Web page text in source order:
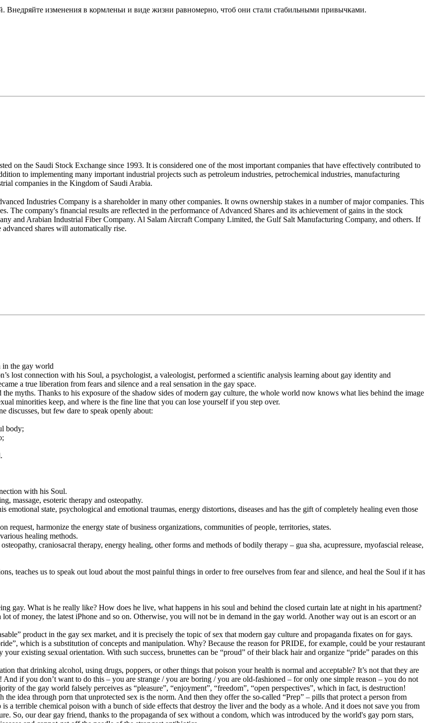
Внедряйте изменения в кормленьи и виде жизни равномерно, чтоб они стали стабильными привычками.
on the Saudi Stock Exchange since 1993. It is considered one of the most important companies that have effectively contributed to
to implementing many important industrial projects such as petroleum industries, petrochemical industries, manufacturing
companies in the Kingdom of Saudi Arabia.
Industries Company is a shareholder in many other companies. It owns ownership stakes in a number of major companies. This
The company's financial results are reflected in the performance of Advanced Shares and its achievement of gains in the stock
and Arabian Industrial Fiber Company. Al Salam Aircraft Company Limited, the Gulf Salt Manufacturing Company, and others. If
shares will automatically rise.
in the gay world
lost connection with his Soul, a psychologist, a valeologist, performed a scientific analysis learning about gay identity and
a true liberation from fears and silence and a real sensation in the gay space.
myths. Thanks to his exposure of the shadow sides of modern gay culture, the whole world now knows what lies behind the image
minorities keep, and where is the fine line that you can lose yourself if you step over.
discusses, but few dare to speak openly about:
body;
with his Soul.
massage, esoteric therapy and osteopathy.
emotional state, psychological and emotional traumas, energy distortions, diseases and has the gift of completely healing even those
request, harmonize the energy state of business organizations, communities of people, territories, states.
healing methods.
craniosacral therapy, energy healing, other forms and methods of bodily therapy – gua sha, acupressure, myofascial release,
teaches us to speak out loud about the most painful things in order to free ourselves from fear and silence, and heal the Soul if it has
gay. What is he really like? How does he live, what happens in his soul and behind the closed curtain late at night in his apartment?
of money, the latest iPhone and so on. Otherwise, you will not be in demand in the gay world. Another way out is an escort or an
product in the gay sex market, and it is precisely the topic of sex that modern gay culture and propaganda fixates on for gays.
which is a substitution of concepts and manipulation. Why? Because the reason for PRIDE, for example, could be your restaurant
existing sexual orientation. With such success, brunettes can be “proud” of their black hair and organize “pride” parades on this
that drinking alcohol, using drugs, poppers, or other things that poison your health is normal and acceptable? It’s not that they are
if you don’t want to do this – you are strange / you are boring / you are old-fashioned – for only one simple reason – you do not
of the gay world falsely perceives as “pleasure”, “enjoyment”, “freedom”, “open perspectives”, which in fact, is destruction!
idea through porn that unprotected sex is the norm. And then they offer the so-called “Prep” – pills that protect a person from
a terrible chemical poison with a bunch of side effects that destroy the liver and the body as a whole. And it does not save you from
So, our dear gay friend, thanks to the propaganda of sex without a condom, which was introduced by the world's gay porn stars,